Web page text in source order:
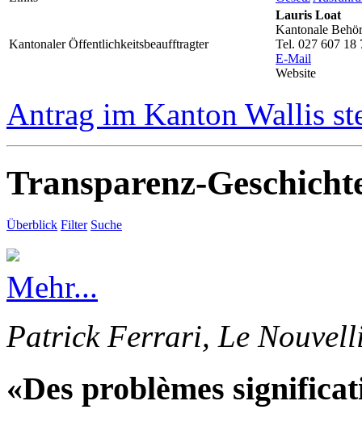
Kantonaler Öffentlichkeitsbeaufftragter
Lauris Loat
Kantonale
Tel. 027 607 18
E-Mail
Website
Antrag im Kanton Wallis
Transparenz-
Überblick Filter Suche
Mehr...
Patrick Ferrari, Le
«Des problèmes